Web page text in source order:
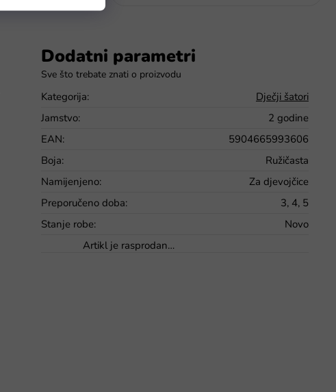
Dodatni parametri
Kategorija:
Dječji šatori
Jamstvo:
2 godine
EAN:
5904665993606
Boja:
Ružičasta
Namijenjeno:
Za djevojčice
Preporučeno doba:
3, 4, 5
Stanje robe:
Novo
Artikl je rasprodan…